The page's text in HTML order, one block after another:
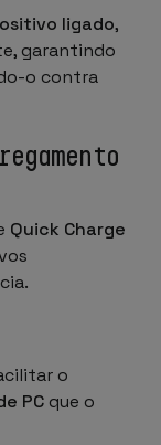
ligado,
garantindo
o contra
Quick Charge
o
PC que o